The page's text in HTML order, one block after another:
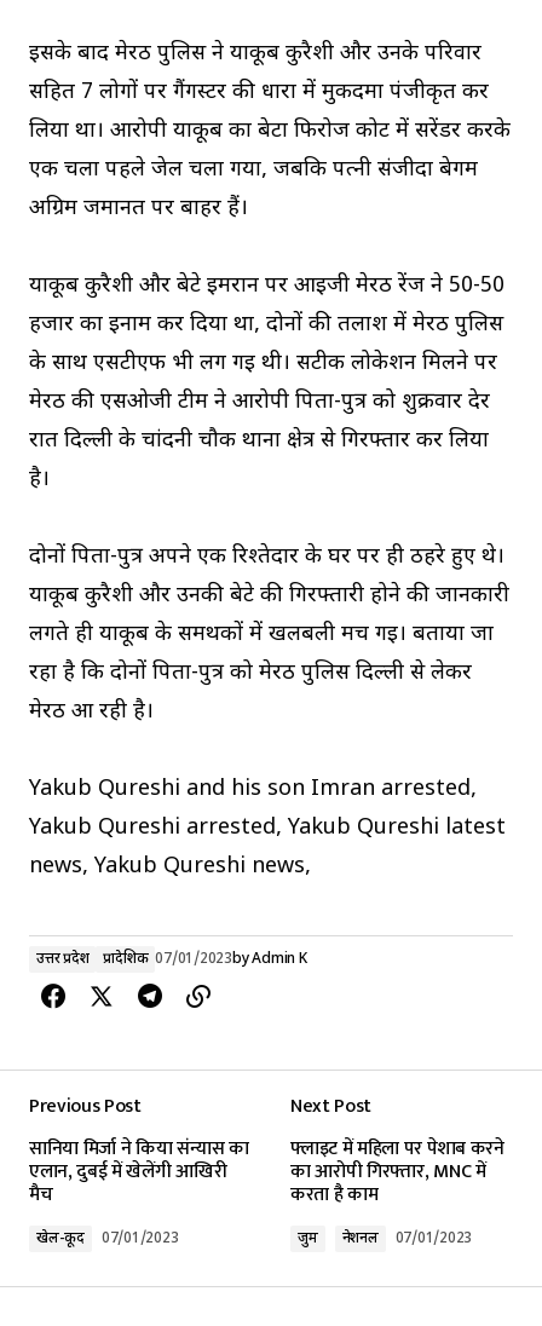
इसके बाद मेरठ पुलिस ने याकूब कुरैशी और उनके परिवार
सहित 7 लोगों पर गैंगस्टर की धारा में मुकदमा पंजीकृत कर
लिया था। आरोपी याकूब का बेटा फिरोज कोर्ट में सरेंडर करके
एक चला पहले जेल चला गया, जबकि पत्नी संजीदा बेगम
अग्रिम जमानत पर बाहर हैं।
याकूब कुरैशी और बेटे इमरान पर आईजी मेरठ रेंज ने 50-50
हजार का इनाम कर दिया था, दोनों की तलाश में मेरठ पुलिस
के साथ एसटीएफ भी लग गई थी। सटीक लोकेशन मिलने पर
मेरठ की एसओजी टीम ने आरोपी पिता-पुत्र को शुक्रवार देर
रात दिल्ली के चांदनी चौक थाना क्षेत्र से गिरफ्तार कर लिया
है।
दोनों पिता-पुत्र अपने एक रिश्तेदार के घर पर ही ठहरे हुए थे।
याकूब कुरैशी और उनकी बेटे की गिरफ्तारी होने की जानकारी
लगते ही याकूब के समर्थकों में खलबली मच गई। बताया जा
रहा है कि दोनों पिता-पुत्र को मेरठ पुलिस दिल्ली से लेकर
मेरठ आ रही है।
Yakub Qureshi and his son Imran arrested,
Yakub Qureshi arrested, Yakub Qureshi latest
news, Yakub Qureshi news,
उत्तर प्रदेश प्रादेशिक 07/01/2023byAdmin K
Previous Post
सानिया मिर्जा ने किया संन्यास का
एलान, दुबई में खेलेंगी आखिरी
मैच
खेल-कूद 07/01/2023
Next Post
फ्लाइट में महिला पर पेशाब करने
का आरोपी गिरफ्तार, MNC में
करता है काम
जुर्म नेशनल 07/01/2023